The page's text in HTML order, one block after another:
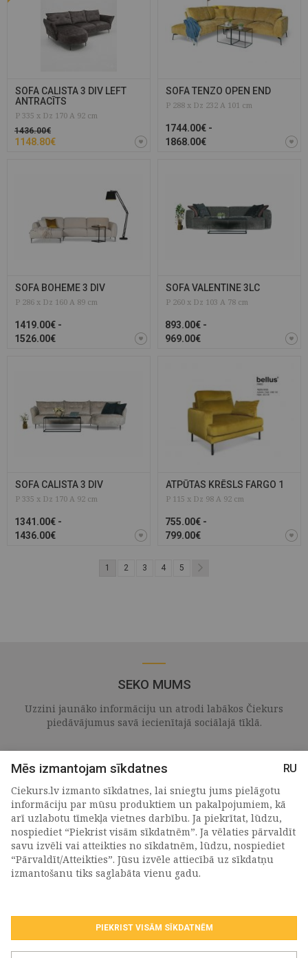
SOFA CALISTA 3 DIV LEFT
ANTRACĪTS
P 335 x Dz 170 A 92 cm
1436.00€
1148.80€
SOFA TENZO OPEN END
P 288 x Dz 232 A 101 cm
1744.00€ -
1868.00€
SOFA BOHEME 3 DIV
P 286 x Dz 160 A 89 cm
1419.00€ -
1526.00€
SOFA VALENTINE 3LC
P 260 x Dz 103 A 78 cm
893.00€ -
969.00€
SOFA CALISTA 3 DIV
P 335 x Dz 170 A 92 cm
1341.00€ -
1436.00€
ATPŪTAS KRĒSLS FARGO 1
P 115 x Dz 98 A 92 cm
755.00€ -
799.00€
1 2 3 4 5
SEKO MUMS
Uzzini jaunāko informāciju un atrodi labākos Čiekurs
piedāvājumus savā iecienītajā sociālajā tīklā.
PIETEIKTIES MŪSU JAUNUMIEM
Piekrītu personasdatu apstrādes noteikumiem
Mēs izmantojam sīkdatnes
RU
Ciekurs.lv izmanto sīkdatnes, lai sniegtu jums pielāgotu
informāciju par mūsu produktiem un pakalpojumiem, kā
arī uzlabotu tīmekļa vietnes darbību. Ja piekrītat, lūdzu,
nospiediet “Piekrist visām sīkdatnēm”. Ja vēlaties pārvaldīt
savu izvēli vai atteikties no sīkdatnēm, lūdzu, nospiediet
“Pārvaldīt/Atteikties”. Jūsu izvēle attiecībā uz sīkdatņu
izmantošanu tiks saglabāta vienu gadu.
PIEKRIST VISĀM SĪKDATNĒM